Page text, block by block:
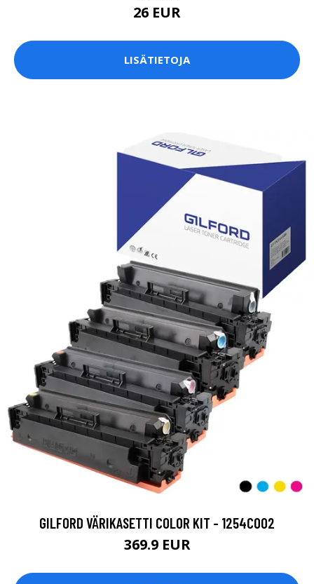
26 EUR
LISÄTIETOJA
GILFORD VÄRIKASETTI COLOR KIT - 1254C002
369.9 EUR